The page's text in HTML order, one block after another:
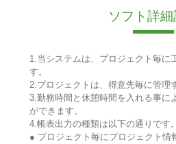
ソフト詳細
1.当システムは、プロジェクト毎に
す。
2.プロジェクトは、得意先毎に管理
3.勤務時間と休憩時間を入れる事に
ができます。
4.帳表出力の種類は以下の通りです。
● プロジェクト毎にプロジェクト情